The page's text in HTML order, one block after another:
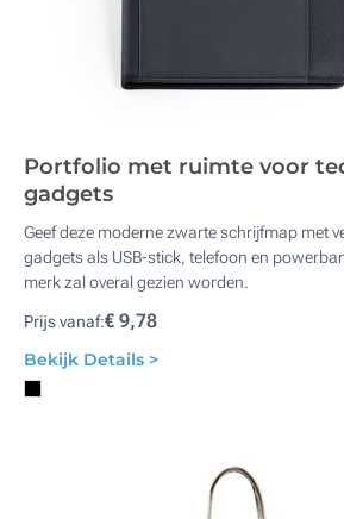
Portfolio met ruimte voor
gadgets
Geef deze moderne zwarte schrijfmap met
gadgets als USB-stick, telefoon en
merk zal overal gezien worden.
Prijs vanaf:€ 9,78
Bekijk Details >